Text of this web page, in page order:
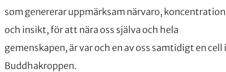
som genererar uppmärksam närvaro, koncentration
och insikt, för att nära oss själva och hela
gemenskapen, är var och en av oss samtidigt en cell i
Buddhakroppen.